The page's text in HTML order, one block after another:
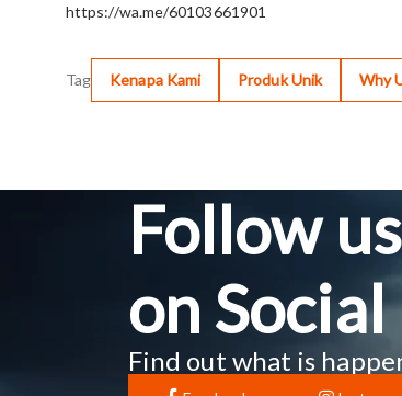
https://wa.me/60103661901
Tag Kenapa Kami Produk Unik Why
Follow us
on
Find out what is